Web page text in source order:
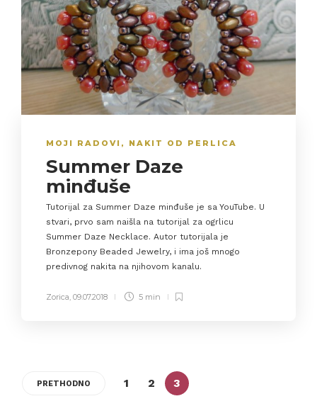
MOJI RADOVI , NAKIT OD PERLICA
Summer Daze
minđuše
Tutorijal za Summer Daze minđuše je sa YouTube. U
stvari, prvo sam naišla na tutorijal za ogrlicu
Summer Daze Necklace. Autor tutorijala je
Bronzepony Beaded Jewelry, i ima još mnogo
predivnog nakita na njihovom kanalu.
Zorica, 09.07.2018 5 min
PRETHODNO 1 2 3